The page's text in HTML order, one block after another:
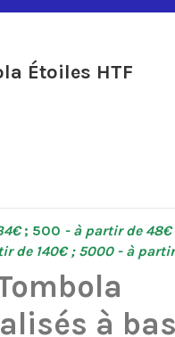
Étoiles HTF
; 500 - à partir de
de 140€ ; 5000 - à
à